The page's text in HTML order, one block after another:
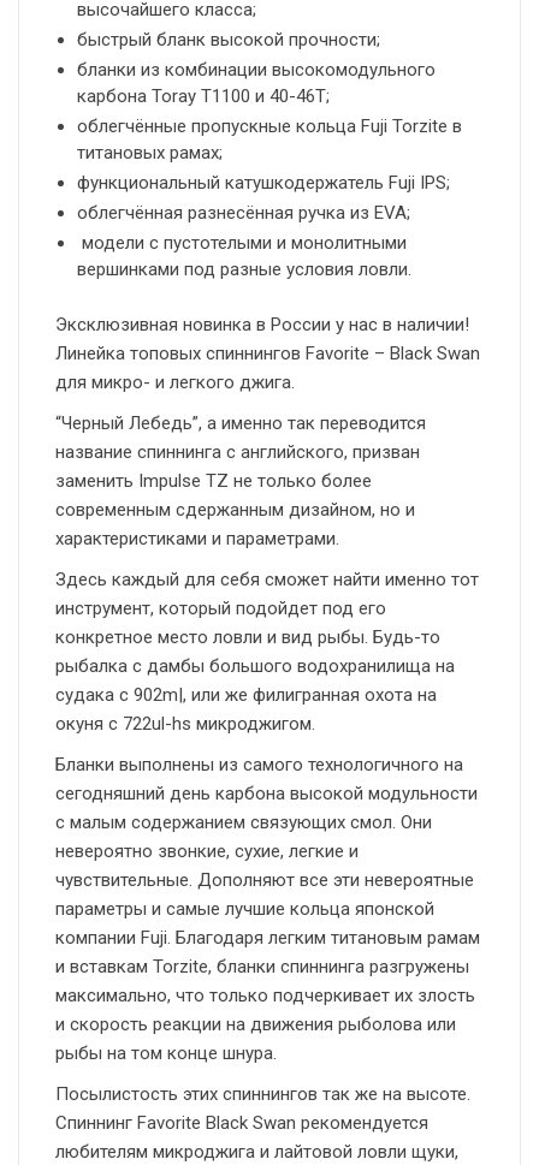
высочайшего класса;
быстрый бланк высокой прочности;
бланки из комбинации высокомодульного
карбона Toray Т1100 и 40-46T;
облегчённые пропускные кольца Fuji Torzite в
титановых рамах;
функциональный катушкодержатель Fuji IPS;
облегчённая разнесённая ручка из EVA;
модели с пустотелыми и монолитными
вершинками под разные условия ловли.
Эксклюзивная новинка в России у нас в наличии!
Линейка топовых спиннингов Favorite – Black Swan
для микро- и легкого джига.
“Черный Лебедь”, а именно так переводится
название спиннинга с английского, призван
заменить Impulse TZ не только более
современным сдержанным дизайном, но и
характеристиками и параметрами.
Здесь каждый для себя сможет найти именно тот
инструмент, который подойдет под его
конкретное место ловли и вид рыбы. Будь-то
рыбалка с дамбы большого водохранилища на
судака с 902m|, или же филигранная охота на
окуня с 722ul-hs микроджигом.
Бланки выполнены из самого технологичного на
сегодняшний день карбона высокой модульности
с малым содержанием связующих смол. Они
невероятно звонкие, сухие, легкие и
чувствительные. Дополняют все эти невероятные
параметры и самые лучшие кольца японской
компании Fuji. Благодаря легким титановым рамам
и вставкам Torzite, бланки спиннинга разгружены
максимально, что только подчеркивает их злость
и скорость реакции на движения рыболова или
рыбы на том конце шнура.
Посылистость этих спиннингов так же на высоте.
Спиннинг Favorite Black Swan рекомендуется
любителям микроджига и лайтовой ловли щуки,